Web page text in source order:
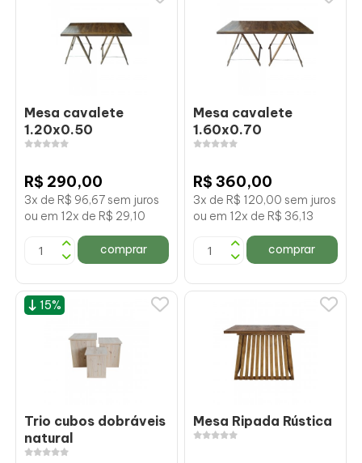
Mesa cavalete
1.20x0.50
R$ 290,00
3x de R$ 96,67 sem juros
ou em 12x de R$ 29,10
comprar
Mesa cavalete
1.60x0.70
R$ 360,00
3x de R$ 120,00 sem juros
ou em 12x de R$ 36,13
comprar
15%
Trio cubos dobráveis
natural
Mesa Ripada Rústica